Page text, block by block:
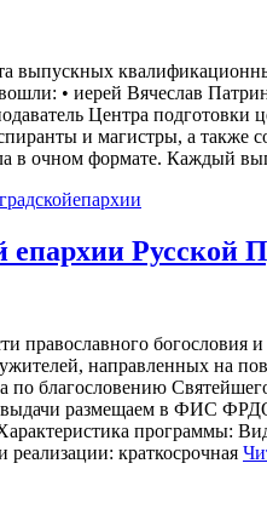
выпускных
• иерей Вячеслав
Центра подготовки
и магистры, а также
в очном формате. Каждый
Русской
православного богословия
направленных на
благословению
выдачи размещаем в ФИС
программы:
краткосрочная